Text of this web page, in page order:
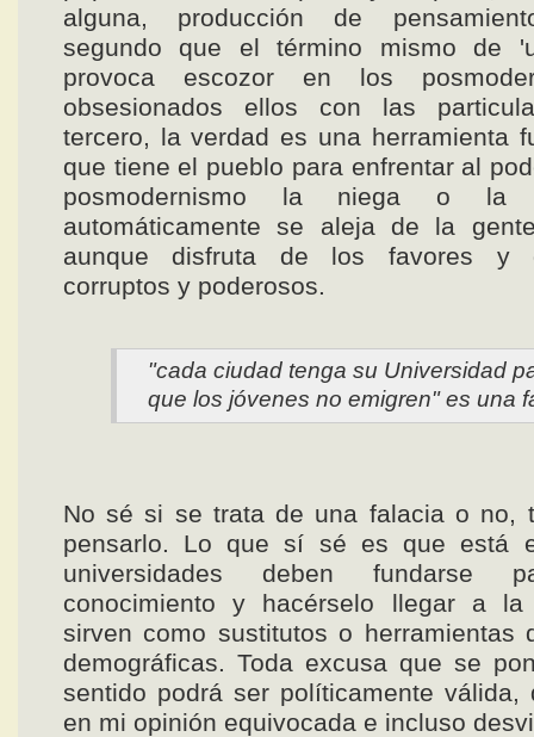
alguna, producción de
segundo que el término mismo de
provoca escozor en los
obsesionados ellos con las
tercero, la verdad es una herramienta
que tiene el pueblo para enfrentar al
posmodernismo la niega o la
automáticamente se aleja de la
aunque disfruta de los favores y
corruptos y poderosos.
"cada ciudad tenga su Universidad
que los jóvenes no emigren" es una
No sé si se trata de una falacia o no,
pensarlo. Lo que sí sé es que está
universidades deben fundarse
conocimiento y hacérselo llegar a
sirven como sustitutos o herramientas
demográficas. Toda excusa que se
sentido podrá ser políticamente válida,
en mi opinión equivocada e incluso